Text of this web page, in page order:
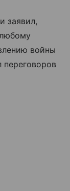
заявил,
войны